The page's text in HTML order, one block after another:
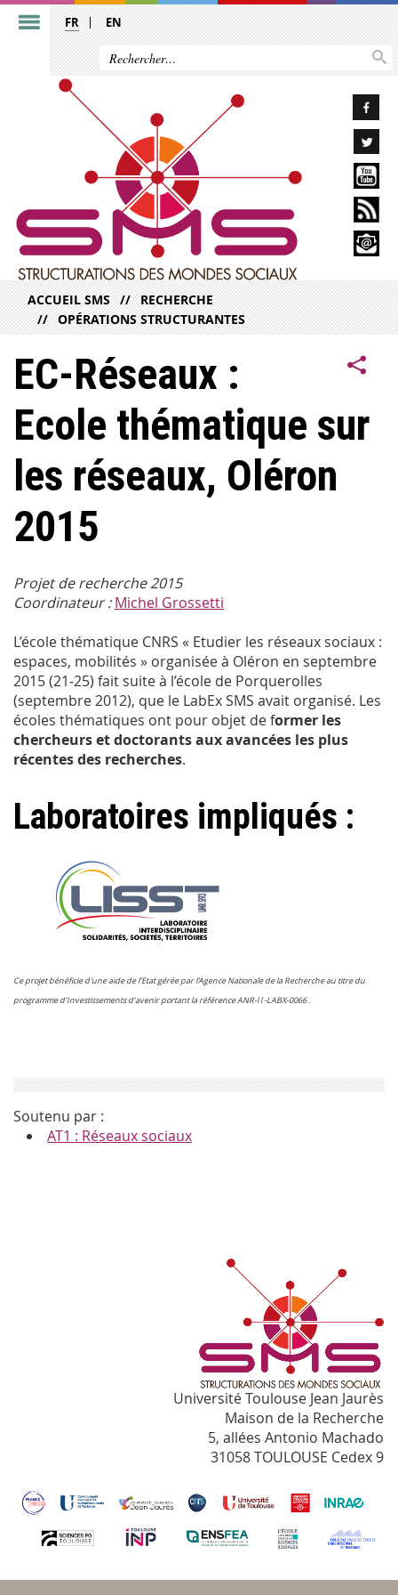
FR EN
ACCUEIL SMS
RECHERCHE
OPÉRATIONS STRUCTURANTES
EC-Réseaux :
Ecole thématique sur
les réseaux, Oléron
2015
Projet de recherche 2015
Coordinateur :Michel Grossetti
L’école thématique CNRS « Etudier les réseaux sociaux :
espaces, mobilités » organisée à Oléron en septembre
2015 (21‐25) fait suite à l’école de Porquerolles
(septembre 2012), que le LabEx SMS avait organisé. Les
écoles thématiques ont pour objet de former les
chercheurs et doctorants aux avancées les plus
récentes des recherches.
Laboratoires impliqués :
Ce projet bénéficie d'une aide de l’Etat gérée par l'Agence Nationale de la Recherche au titre du
programme d’Investissements d’avenir portant la référence ANR-l l -LABX-0066 .
Soutenu par :
AT1 : Réseaux sociaux
Université Toulouse Jean Jaurès
Maison de la Recherche
5, allées Antonio Machado
31058 TOULOUSE Cedex 9